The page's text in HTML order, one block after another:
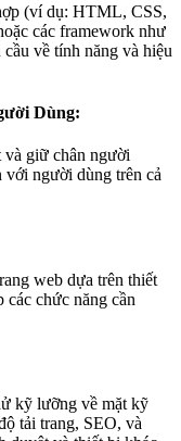
(ví dụ: HTML, CSS,
các framework như
về tính năng và hiệu
Dùng:
và giữ chân người
với người dùng trên cả
web dựa trên thiết
các chức năng cần
kỹ lưỡng về mặt kỹ
tải trang, SEO, và